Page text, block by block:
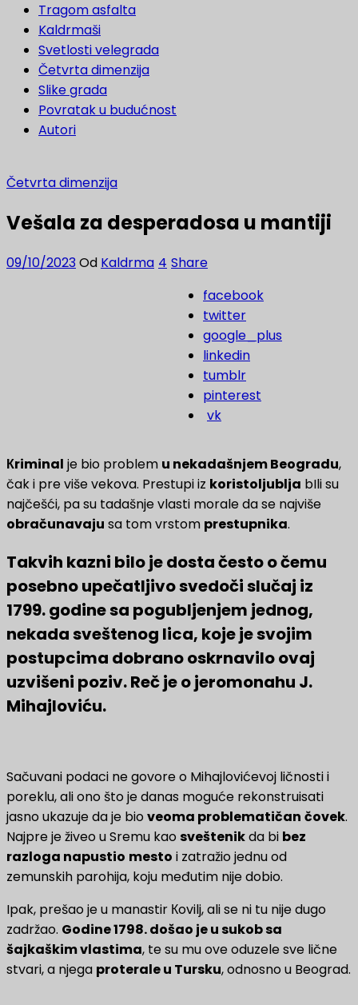
Tragom asfalta
Kaldrmaši
Svetlosti velegrada
Četvrta dimenzija
Slike grada
Povratak u budućnost
Autori
Četvrta dimenzija
Vešala za desperadosa u mantiji
09/10/2023 Od Kaldrma 4 Share
facebook
twitter
google_plus
linkedin
tumblr
pinterest
vk
Кriminal je bio problem u nekadašnjem Beogradu,
čak i pre više vekova. Prestupi iz koristoljublja bIli su
najčešći, pa su tadašnje vlasti morale da se najviše
obračunavaju sa tom vrstom prestupnika.
Takvih kazni bilo je dosta često o čemu
posebno upečatljivo svedoči slučaj iz
1799. godine sa pogubljenjem jednog,
nekada sveštenog lica, koje je svojim
postupcima dobrano oskrnavilo ovaj
uzvišeni poziv. Reč je o jeromonahu J.
Mihajloviću.
Sačuvani podaci ne govore o Mihajlovićevoj ličnosti i
poreklu, ali ono što je danas moguće rekonstruisati
jasno ukazuje da je bio veoma problematičan čovek.
Najpre je živeo u Sremu kao sveštenikda bi bez
razloga napustio mesto i zatražio jednu od
zemunskih parohija, koju međutim nije dobio.
Ipak, prešao je u manastir Кovilj, ali se ni tu nije dugo
zadržao. Godine 1798. došao je u sukob sa
šajkaškim vlastima, te su mu ove oduzele sve lične
stvari, a njega proterale u Tursku, odnosno u Beograd.